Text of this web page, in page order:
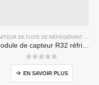
0sur 5
EN SAVOIR PLUS